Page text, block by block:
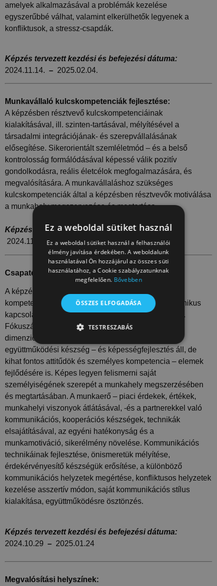
amelyek alkalmazásával a problémák kezelése
egyszerűbbé válhat, valamint elkerülhetők legyenek a
konfliktusok, a stressz-csapdák.
Képzés tervezett kezdési és befejezési dátuma:
2024.11.14. – 2025.02.04.
Munkavállaló kulcskompetenciák fejlesztése:
A képzésben résztvevő kulcskompetenciáinak
kialakításával, ill. szinten-tartásával, mélyítésével a
társadalmi integrációjának- és szerepvállalásának
elősegítése. Sikerorientált szemléletmód – és a belső
kontrolosság formálódásával képessé válik pozitív
gondolkodásra, reális életcélok megfogalmazására, és
megvalósítására. A munkavállaláshoz szükséges
kulcskompetenciák által a képzésben résztvevők motiválása
a munkahely megszervezése és megtartása.
Képzés tervezett kezdési és befejezési dátuma:
2024.11.14.–2024.02.18.
Csapatépítés és hatékony kommunikáció:
A képzésben résztvevő számára a szociális
kompetenciának a szűkebb környezettel való harmonikus
kapcsolat kialakítására való képesség megerősítése.
Fókuszában készség-és képességformálás, a társas
dimenzió fejlesztése, ezen belül is elsősorban az
együttműködési készség – és képességfejlesztés áll, de
kihat fontos attitűdök és személyes kompetencia – elemek
fejlődésére is. Képes legyen felismerni saját
személyiségének szerepét a munkahely megszerzésében
és megtartásában. A munkaerő – piaci érdekek, értékek,
munkahelyi viszonyok átlátásával, -és a partnerekkel való
kommunikációs, kooperációs készségek, technikák
elsajátításával, az egyéni hatékonyság és a
munkamotiváció, sikerélmény növelése. Kommunikációs
technikáinak fejlesztése, önismeretük mélyítése,
érdekérvényesítő készségük erősítése, a különböző
kommunikációs helyzetek megértése, konfliktusos helyzetek
kezelése asszertív módon, saját kommunikációs stílus
kialakítása, együttműködésre ösztönzés.
Képzés tervezett kezdési és befejezési dátuma:
2024.10.29 – 2025.01.24
Megvalósítási helyszínek:
Ez a weboldal sütiket használ
Ez a weboldal sütiket használ a felhasználói
élmény javítása érdekében. A weboldalunk
használatával Ön hozzájárul az összes süti
használatához, a Cookie szabályzatunknak
megfelelően. Bővebben
ÖSSZES ELFOGADÁSA
TESTRESZABÁS
TELJESÍTMÉNY CÉLZÁS
BESOROLATLAN
Teljesítmény Célzás Besorolatlan
A teljesítmény-sütiket, pl. analitikai sütiket
annak nyomon követésére használják, hogy
hogyan használják a látogatók a weboldalt. Ezek
a sütik nem használhatók egy adott látogató
közvetlen azonosítására.
Név
Szolgáltató
/ Domain
Lejárat Leírás
_ga_FFYD344T4T .delego.hu
hónap
megőrzésére.
_ga